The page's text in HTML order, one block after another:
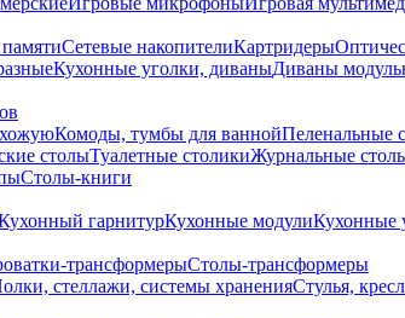
Сетевые накопителиКартридеры
Кухонные уголки, диваныДиваны
Комоды, тумбы для ваннойПеленальные
столыТуалетные столикиЖурнальные
Столы-книги
гарнитурКухонные модулиКухонные
трансформерыСтолы-трансформеры
стеллажи, системы храненияСтулья,